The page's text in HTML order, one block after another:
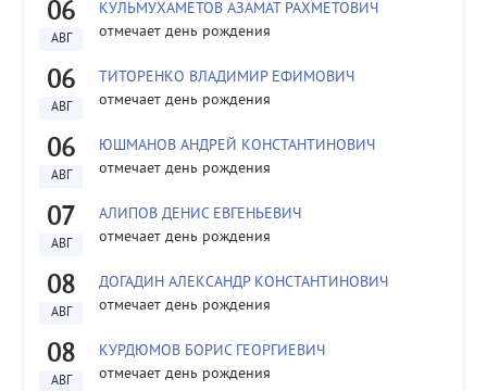
06
АВГ
КУЛЬМУХАМЕТОВ АЗАМАТ РАХМЕТОВИЧ
отмечает день рождения
06
АВГ
ТИТОРЕНКО ВЛАДИМИР ЕФИМОВИЧ
отмечает день рождения
06
АВГ
ЮШМАНОВ АНДРЕЙ КОНСТАНТИНОВИЧ
отмечает день рождения
07
АВГ
АЛИПОВ ДЕНИС ЕВГЕНЬЕВИЧ
отмечает день рождения
08
АВГ
ДОГАДИН АЛЕКСАНДР КОНСТАНТИНОВИЧ
отмечает день рождения
08
АВГ
КУРДЮМОВ БОРИС ГЕОРГИЕВИЧ
отмечает день рождения